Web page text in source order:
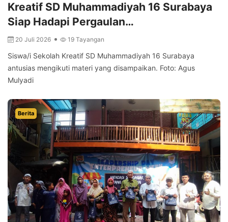
Kreatif SD Muhammadiyah 16 Surabaya
Siap Hadapi Pergaulan…
20 Juli 2026 19 Tayangan
Siswa/i Sekolah Kreatif SD Muhammadiyah 16 Surabaya
antusias mengikuti materi yang disampaikan. Foto: Agus
Mulyadi
Berita